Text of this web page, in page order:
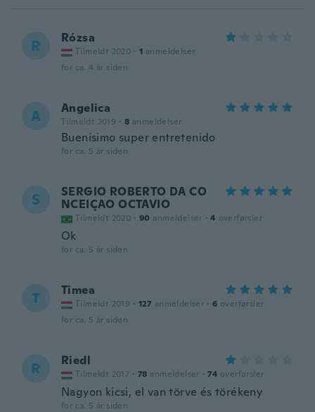
R Rózsa
Tilmeldt 2020 · 1 anmeldelser
for ca. 4 år siden
A Angelica
Tilmeldt 2019 · 8 anmeldelser
Buenísimo super entretenido
for ca. 5 år siden
S
SERGIO ROBERTO DA CO
NCEIÇAO OCTAVIO
Tilmeldt 2020 · 90 anmeldelser · 4 overførsler
Ok
for ca. 5 år siden
T Timea
Tilmeldt 2019 · 127 anmeldelser · 6 overførsler
for ca. 5 år siden
R Riedl
Tilmeldt 2017 · 78 anmeldelser · 74 overførsler
Nagyon kicsi, el van törve és törékeny
for ca. 5 år siden